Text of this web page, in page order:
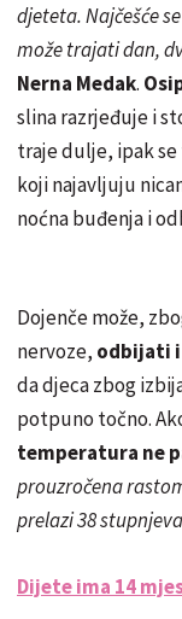
djeteta. Najčešće
može trajati dan,
Nerna Medak.
slina razrjeđuje i
traje dulje, ipak
koji najavljuju
noćna buđenja i
Dojenče može,
nervoze, odbijati i
da djeca zbog
potpuno točno.
temperatura ne
prouzročena
prelazi 38
Dijete ima 14